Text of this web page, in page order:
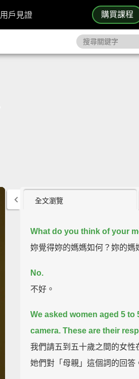
購買課程
用戶見證
全文瀏覽
What do you think of your
妳覺得妳的媽媽如何？妳的媽
No.
不好。
We asked women aged 5
camera. These are their
我們請五到五十歲之間的女
她們對「母親」這個詞的回答